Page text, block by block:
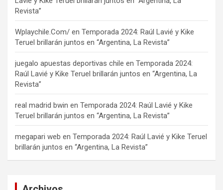
Revista”
Wplaychile.Com/ en Temporada 2024: Raúl Lavié y Kike
Teruel brillarán juntos en “Argentina, La Revista”
juegalo apuestas deportivas chile en Temporada 2024:
Raúl Lavié y Kike Teruel brillarán juntos en “Argentina, La
Revista”
real madrid bwin en Temporada 2024: Raúl Lavié y Kike
Teruel brillarán juntos en “Argentina, La Revista”
megapari web en Temporada 2024: Raúl Lavié y Kike Teruel
brillarán juntos en “Argentina, La Revista”